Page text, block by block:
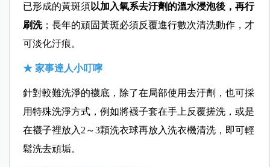
已形成的黃斑須以加入氧系去汙劑的溫水浸泡後，再行
刷洗；長年的頑固黃斑必須反覆進行數次清洗動作，才
可淡化汙痕。
★ 家事達人小叮嚀
針對較難洗淨的襪底，除了在局部使用去汙劑，也可採
用特殊洗淨方式，例如將襪子套在手上反覆搓洗，或是
在襪子裡放入2～3顆洗衣球再放入洗衣機清洗，即可輕
鬆洗去頑垢。